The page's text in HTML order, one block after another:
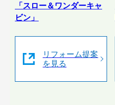
「スロー＆ワンダーキャ
ビン」
リフォーム提案
を見る